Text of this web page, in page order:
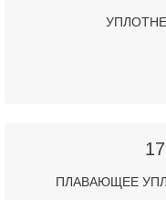
ПЛАВАЮЩЕЕ